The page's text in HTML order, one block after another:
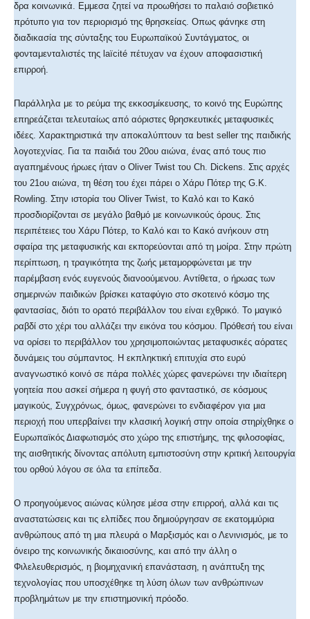
δρα κοινωνικά. Εμμεσα ζητεί να προωθήσει το παλαιό σοβιετικό
πρότυπο για τον περιορισμό της θρησκείας. Οπως φάνηκε στη
διαδικασία της σύνταξης του Ευρωπαϊκού Συντάγματος, οι
φονταμενταλιστές της laïcité πέτυχαν να έχουν αποφασιστική
επιρροή.
Παράλληλα με το ρεύμα της εκκοσμίκευσης, το κοινό της Ευρώπης
επηρεάζεται τελευταίως από αόριστες θρησκευτικές μεταφυσικές
ιδέες. Χαρακτηριστικά την αποκαλύπτουν τα best seller της παιδικής
λογοτεχνίας. Για τα παιδιά του 20ου αιώνα, ένας από τους πιο
αγαπημένους ήρωες ήταν ο Oliver Twist του Ch. Dickens. Στις αρχές
του 21ου αιώνα, τη θέση του έχει πάρει ο Χάρυ Πότερ της G.K.
Rowling. Στην ιστορία του Oliver Twist, το Καλό και το Κακό
προσδιορίζονται σε μεγάλο βαθμό με κοινωνικούς όρους. Στις
περιπέτειες του Χάρυ Πότερ, το Καλό και το Κακό ανήκουν στη
σφαίρα της μεταφυσικής και εκπορεύονται από τη μοίρα. Στην πρώτη
περίπτωση, η τραγικότητα της ζωής μεταμορφώνεται με την
παρέμβαση ενός ευγενούς διανοούμενου. Αντίθετα, ο ήρωας των
σημερινών παιδικών βρίσκει καταφύγιο στο σκοτεινό κόσμο της
φαντασίας, διότι το ορατό περιβάλλον του είναι εχθρικό. Το μαγικό
ραβδί στο χέρι του αλλάζει την εικόνα του κόσμου. Πρόθεσή του είναι
να ορίσει το περιβάλλον του χρησιμοποιώντας μεταφυσικές αόρατες
δυνάμεις του σύμπαντος. Η εκπληκτική επιτυχία στο ευρύ
αναγνωστικό κοινό σε πάρα πολλές χώρες φανερώνει την ιδιαίτερη
γοητεία που ασκεί σήμερα η φυγή στο φανταστικό, σε κόσμους
μαγικούς, Συγχρόνως, όμως, φανερώνει το ενδιαφέρον για μια
περιοχή που υπερβαίνει την κλασική λογική στην οποία στηρίχθηκε ο
Ευρωπαϊκός Διαφωτισμός στο χώρο της επιστήμης, της φιλοσοφίας,
της αισθητικής δίνοντας απόλυτη εμπιστοσύνη στην κριτική λειτουργία
του ορθού λόγου σε όλα τα επίπεδα.
Ο προηγούμενος αιώνας κύλησε μέσα στην επιρροή, αλλά και τις
αναστατώσεις και τις ελπίδες που δημιούργησαν σε εκατομμύρια
ανθρώπους από τη μια πλευρά ο Μαρξισμός και ο Λενινισμός, με το
όνειρο της κοινωνικής δικαιοσύνης, και από την άλλη ο
Φιλελευθερισμός, η βιομηχανική επανάσταση, η ανάπτυξη της
τεχνολογίας που υποσχέθηκε τη λύση όλων των ανθρώπινων
προβλημάτων με την επιστημονική πρόοδο.